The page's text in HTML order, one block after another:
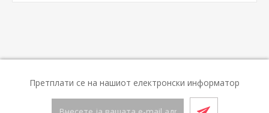
Претплати се на нашиот електронски информатор